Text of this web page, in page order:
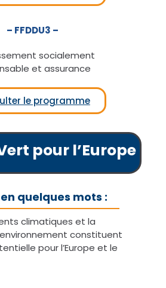
– FFDDU3 –
socialement
et assurance
le programme
pour l’Europe
quelques mots :
climatiques et la
constituent
pour l’Europe et le